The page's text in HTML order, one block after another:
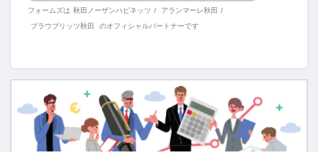
フォームズは 秋田ノーザンハピネッツ / アランマーレ秋田 /
ブラウブリッツ秋田
のオフィシャルパートナーです